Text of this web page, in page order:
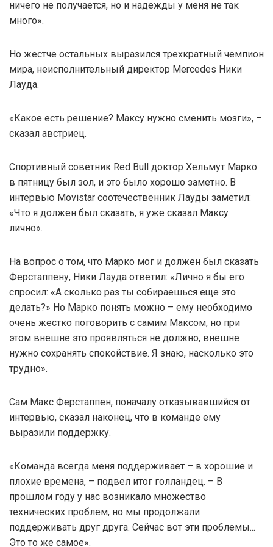
ничего не получается, но и надежды у меня не так
много».
Но жестче остальных выразился трехкратный чемпион
мира, неисполнительный директор Mercedes Ники
Лауда.
«Какое есть решение? Максу нужно сменить мозги», –
сказал австриец.
Спортивный советник Red Bull доктор Хельмут Марко
в пятницу был зол, и это было хорошо заметно. В
интервью Movistar соотечественник Лауды заметил:
«Что я должен был сказать, я уже сказал Максу
лично».
На вопрос о том, что Марко мог и должен был сказать
Ферстаппену, Ники Лауда ответил: «Лично я бы его
спросил: «А сколько раз ты собираешься еще это
делать?» Но Марко понять можно – ему необходимо
очень жестко поговорить с самим Максом, но при
этом внешне это проявляться не должно, внешне
нужно сохранять спокойствие. Я знаю, насколько это
трудно».
Сам Макс Ферстаппен, поначалу отказывавшийся от
интервью, сказал наконец, что в команде ему
выразили поддержку.
«Команда всегда меня поддерживает – в хорошие и
плохие времена, – подвел итог голландец. – В
прошлом году у нас возникало множество
технических проблем, но мы продолжали
поддерживать друг друга. Сейчас вот эти проблемы...
Это то же самое».